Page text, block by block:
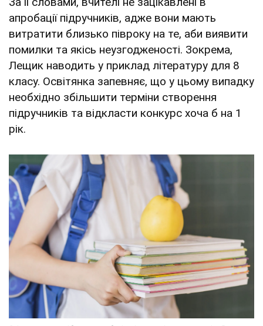
апробації підручників, адже вони мають
витратити близько півроку на те, аби виявити
помилки та якісь неузгодженості. Зокрема,
Лещик наводить у приклад літературу для 8
класу. Освітянка запевняє, що у цьому випадку
необхідно збільшити терміни створення
підручників та відкласти конкурс хоча б на 1
рік.